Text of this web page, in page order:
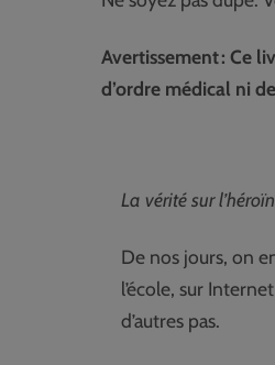
Avertissement : Ce
d’ordre médical ni
La vérité sur
De nos jours, on
l’école, sur
d’autres pas.